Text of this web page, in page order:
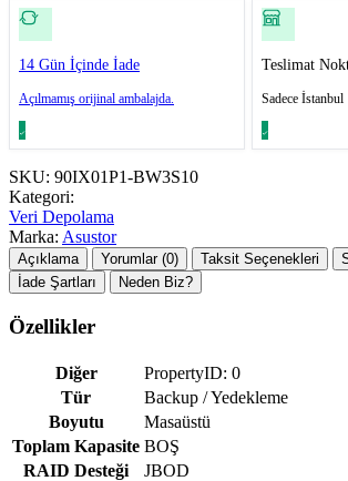
14 Gün İçinde İade
Açılmamış orijinal ambalajda.
Teslimat
Sadece İstanbul
SKU: 90IX01P1-BW3S10
Kategori:
Veri Depolama
Marka: Asustor
Açıklama Yorumlar (0) Taksit Seçenekleri
İade Şartları
Neden Biz?
Özellikler
Diğer
PropertyID: 0
Tür
Backup / Yedekleme
Boyutu
Masaüstü
Toplam Kapasite BOŞ
RAID Desteği
JBOD